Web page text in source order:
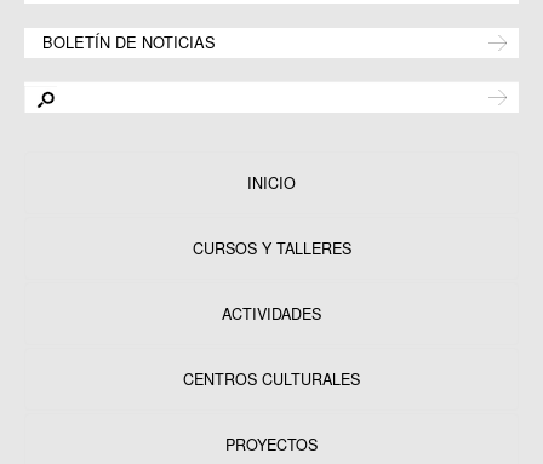
BOLETÍN DE NOTICIAS
INICIO
CURSOS Y TALLERES
ACTIVIDADES
CENTROS CULTURALES
PROYECTOS